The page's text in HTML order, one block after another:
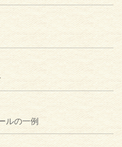
ルの一例